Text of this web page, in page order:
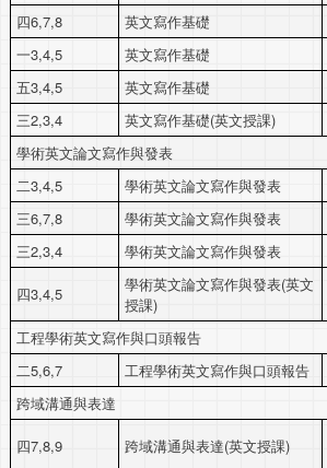
四6,7,8
英文寫作基礎
一3,4,5
英文寫作基礎
五3,4,5
英文寫作基礎
三2,3,4
英文寫作基礎(英文授課)
學術英文論文寫作與發表
二3,4,5
學術英文論文寫作與發表
三6,7,8
學術英文論文寫作與發表
三2,3,4
學術英文論文寫作與發表
四3,4,5
學術英文論文寫作與發表(英文
授課)
工程學術英文寫作與口頭報告
二5,6,7
工程學術英文寫作與口頭報告
跨域溝通與表達
四7,8,9 跨域溝通與表達(英文授課)